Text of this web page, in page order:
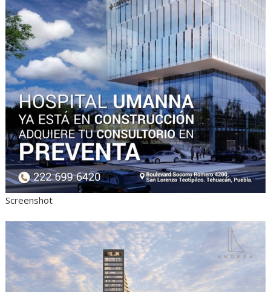
Screenshot